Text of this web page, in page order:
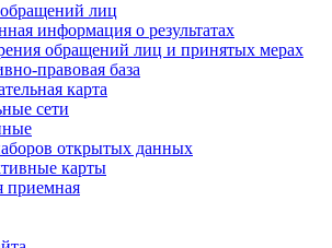
лиц
информация о результатах
обращений лиц и принятых мерах
правовая база
карта
сети
открытых данных
карты
приемная